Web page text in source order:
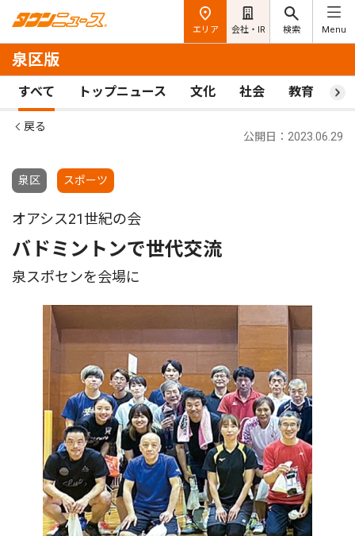
エリア 会社・IR 検索 Menu
泉区版
すべて トップニュース 文化 社会 教育 ス
戻る
泉区 スポーツ
公開日：2023.06.29
オアシス21世紀の会
バドミントンで世代交流
泉スポセンを会場に